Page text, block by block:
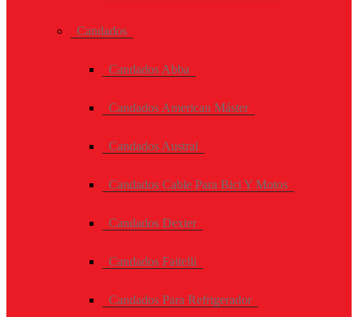
Candados
Candados Abba
Candados American Máster
Candados Austral
Candados Cable Para Bici Y Motos
Candados Dexter
Candados Faitelli
Candados Para Refrigerador